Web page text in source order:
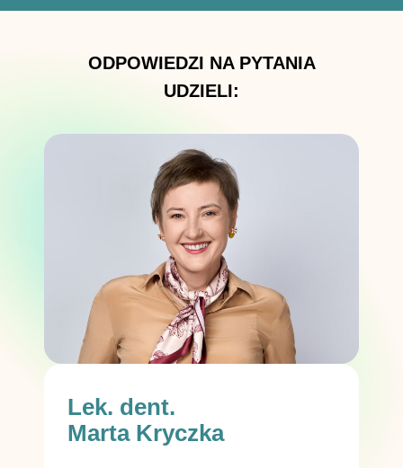
Lek. dent.
Marta Kryczka
ODPOWIEDZI NA PYTANIA
UDZIELI: